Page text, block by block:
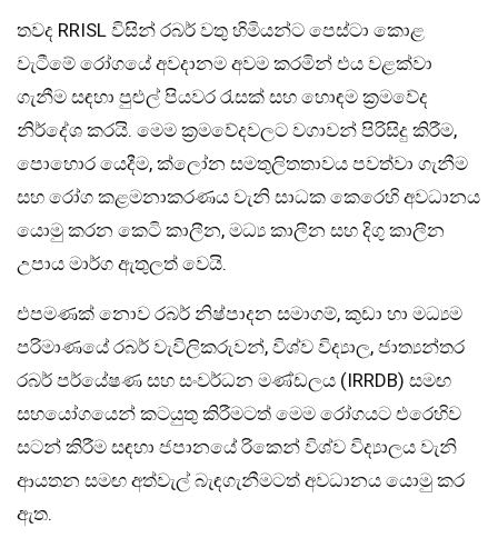
තවද RRISL විසින් රබර් වතු හිමියන්ට පෙස්ටා කොළ
වැටීමේ රෝගයේ අවදානම අවම කරමින් එය වළක්වා
ගැනීම සඳහා පුළුල් පියවර රැසක් සහ හොඳම ක‍්‍රමවේද
නිර්දේශ කරයි. මෙම ක‍්‍රමවේදවලට වගාවන් පිරිසිදු කිරීම,
පොහොර යෙදීම, ක්ලෝන සමතුලිතතාවය පවත්වා ගැනීම
සහ රෝග කළමනාකරණය වැනි සාධක කෙරෙහි අවධානය
යොමු කරන කෙටි කාලීන, මධ්‍ය කාලීන සහ දිගු කාලීන
උපාය මාර්ග ඇතුලත් වෙයි.
එපමණක් නොව රබර් නිෂ්පාදන සමාගම්, කුඩා හා මධ්‍යම
පරිමාණයේ රබර් වැවිලිකරුවන්, විශ්ව විද්‍යාල, ජාත්‍යන්තර
රබර් පර්යේෂණ සහ සංවර්ධන මණ්ඩලය (IRRDB) සමඟ
සහයෝගයෙන් කටයුතු කිරීමටත් මෙම රෝගයට එරෙහිව
සටන් කිරීම සඳහා ජපානයේ රිකෙන් විශ්ව විද්‍යාලය වැනි
ආයතන සමඟ අත්වැල් බැඳගැනීමටත් අවධානය යොමු කර
ඇත.